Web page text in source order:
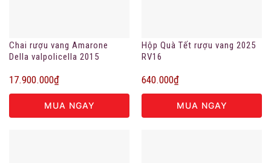
Chai rượu vang Amarone
Della valpolicella 2015
17.900.000₫
MUA NGAY
Hộp Quà Tết rượu vang 2025
RV16
640.000₫
MUA NGAY